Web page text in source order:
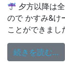
夕方以降は
ので かすみ&け
ことができま
続きを読む…